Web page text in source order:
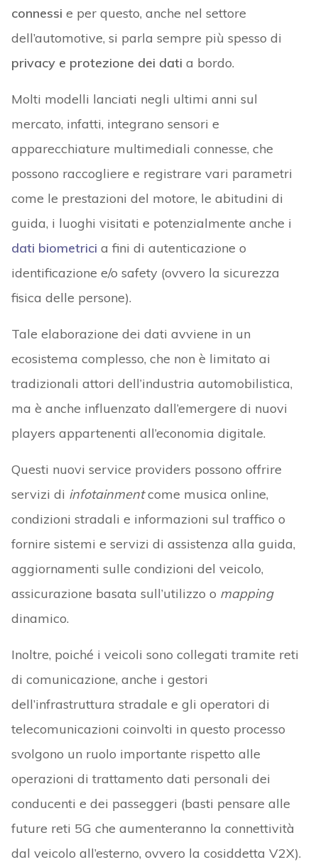
connessi e per questo, anche nel settore
dell’automotive, si parla sempre più spesso di
privacy e protezione dei dati a bordo.
Molti modelli lanciati negli ultimi anni sul
mercato, infatti, integrano sensori e
apparecchiature multimediali connesse, che
possono raccogliere e registrare vari parametri
come le prestazioni del motore, le abitudini di
guida, i luoghi visitati e potenzialmente anche i
dati biometrici a fini di autenticazione o
identificazione e/o safety (ovvero la sicurezza
fisica delle persone).
Tale elaborazione dei dati avviene in un
ecosistema complesso, che non è limitato ai
tradizionali attori dell’industria automobilistica,
ma è anche influenzato dall’emergere di nuovi
players appartenenti all’economia digitale.
Questi nuovi service providers possono offrire
servizi di infotainmentcome musica online,
condizioni stradali e informazioni sul traffico o
fornire sistemi e servizi di assistenza alla guida,
aggiornamenti sulle condizioni del veicolo,
assicurazione basata sull’utilizzo o mapping
dinamico.
Inoltre, poiché i veicoli sono collegati tramite reti
di comunicazione, anche i gestori
dell’infrastruttura stradale e gli operatori di
telecomunicazioni coinvolti in questo processo
svolgono un ruolo importante rispetto alle
operazioni di trattamento dati personali dei
conducenti e dei passeggeri (basti pensare alle
future reti 5G che aumenteranno la connettività
dal veicolo all’esterno, ovvero la cosiddetta V2X).